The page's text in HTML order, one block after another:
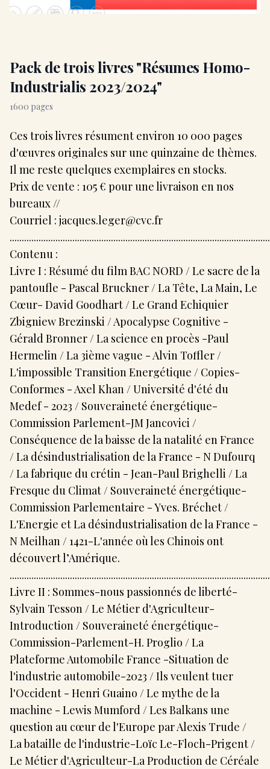
Pack de trois livres "Résumes Homo-
Industrialis 2023/2024"
1600 pages
Ces trois livres résument environ 10 000 pages
d'œuvres originales sur une quinzaine de thèmes.
Il me reste quelques exemplaires en stocks.
Prix de vente : 105 € pour une livraison en nos
bureaux //
Courriel : jacques.leger@cvc.fr
Contenu :
Livre I : Résumé du film BAC NORD / Le sacre de la
pantoufle - Pascal Bruckner / La Tête, La Main, Le
Cœur- David Goodhart / Le Grand Echiquier
Zbigniew Brezinski / Apocalypse Cognitive -
Gérald Bronner / La science en procès -Paul
Hermelin / La 3ième vague - Alvin Toffler /
L'impossible Transition Energétique / Copies-
Conformes - Axel Khan / Université d'été du
Medef - 2023 / Souveraineté énergétique-
Commission Parlement-JM Jancovici /
Conséquence de la baisse de la natalité en France
/ La désindustrialisation de la France - N Dufourq
/ La fabrique du crétin - Jean-Paul Brighelli / La
Fresque du Climat / Souveraineté énergétique-
Commission Parlementaire - Yves. Bréchet /
L'Energie et La désindustrialisation de la France -
N Meilhan / 1421-L'année où les Chinois ont
découvert l’Amérique.
Livre II : Sommes-nous passionnés de liberté-
Sylvain Tesson / Le Métier d'Agriculteur-
Introduction / Souveraineté énergétique-
Commission-Parlement-H. Proglio / La
Plateforme Automobile France -Situation de
l'industrie automobile-2023 / Ils veulent tuer
l'Occident - Henri Guaino / Le mythe de la
machine - Lewis Mumford / Les Balkans une
question au cœur de l'Europe par Alexis Trude /
La bataille de l'industrie-Loïc Le-Floch-Prigent /
Le Métier d'Agriculteur-La Production de Céréale